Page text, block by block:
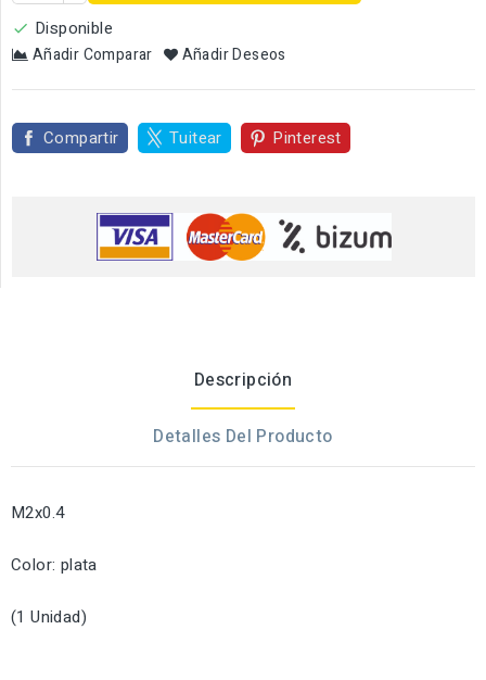
 Disponible
Añadir Comparar Añadir Deseos
Compartir Tuitear Pinterest
Descripción
Detalles Del Producto
M2x0.4
Color: plata
(1 Unidad)